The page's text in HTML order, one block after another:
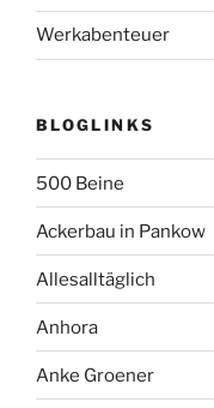
Werkabenteuer
BLOGLINKS
500 Beine
Ackerbau in Pankow
Allesalltäglich
Anhora
Anke Groener